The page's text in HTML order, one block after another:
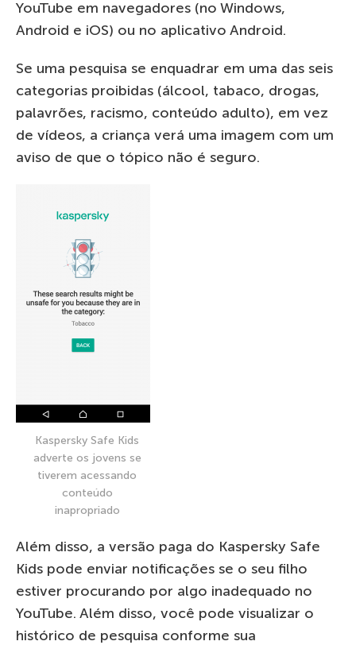
YouTube em navegadores (no Windows,
Android e iOS) ou no aplicativo Android.
Se uma pesquisa se enquadrar em uma das seis
categorias proibidas (álcool, tabaco, drogas,
palavrões, racismo, conteúdo adulto), em vez
de vídeos, a criança verá uma imagem com um
aviso de que o tópico não é seguro.
Kaspersky Safe Kids
adverte os jovens se
tiverem acessando
conteúdo
inapropriado
Além disso, a versão paga do Kaspersky Safe
Kids pode enviar notificações se o seu filho
estiver procurando por algo inadequado no
YouTube. Além disso, você pode visualizar o
histórico de pesquisa conforme sua